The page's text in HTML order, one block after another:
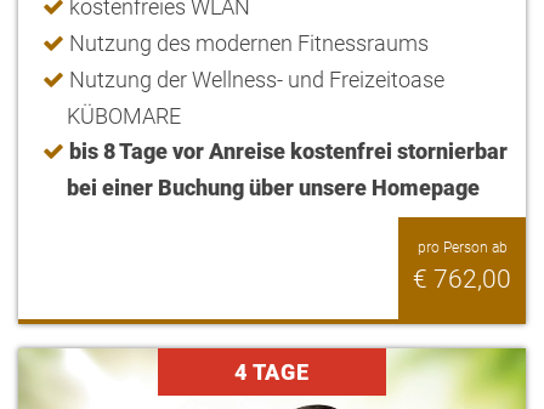
kostenfreies WLAN
Nutzung des modernen Fitnessraums
Nutzung der Wellness- und Freizeitoase
KÜBOMARE
bis 8 Tage vor Anreise kostenfrei stornierbar
bei einer Buchung über unsere Homepage
pro Person ab
€ 762,00
4 TAGE